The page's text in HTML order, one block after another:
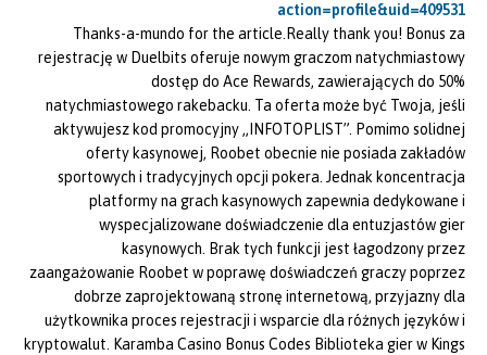
action=profile&uid=409531
Thanks-a-mundo for the article.Really thank you! Bonus za
rejestrację w Duelbits oferuje nowym graczom natychmiastowy
dostęp do Ace Rewards, zawierających do 50%
natychmiastowego rakebacku. Ta oferta może być Twoja, jeśli
aktywujesz kod promocyjny „INFOTOPLIST”. Pomimo solidnej
oferty kasynowej, Roobet obecnie nie posiada zakładów
sportowych i tradycyjnych opcji pokera. Jednak koncentracja
platformy na grach kasynowych zapewnia dedykowane i
wyspecjalizowane doświadczenie dla entuzjastów gier
kasynowych. Brak tych funkcji jest łagodzony przez
zaangażowanie Roobet w poprawę doświadczeń graczy poprzez
dobrze zaprojektowaną stronę internetową, przyjazny dla
użytkownika proces rejestracji i wsparcie dla różnych języków i
kryptowalut. Karamba Casino Bonus Codes Biblioteka gier w Kings